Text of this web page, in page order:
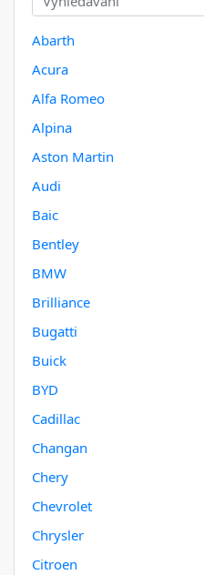
Abarth
Acura
Alfa Romeo
Alpina
Aston Martin
Audi
Baic
Bentley
BMW
Brilliance
Bugatti
Buick
BYD
Cadillac
Changan
Chery
Chevrolet
Chrysler
Citroen